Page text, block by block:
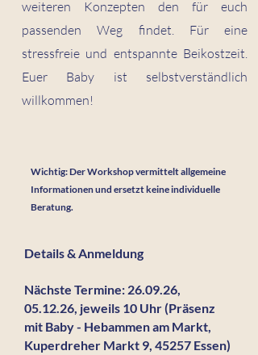
weiteren Konzepten den für euch
passenden Weg findet. Für eine
stressfreie und entspannte Beikostzeit.
Euer Baby ist selbstverständlich
willkommen!
Wichtig: Der Workshop vermittelt allgemeine
Informationen und ersetzt keine individuelle
Beratung.
Details & Anmeldung
Nächste Termine: 26.09.26,
05.12.26, jeweils 10 Uhr (Präsenz
mit Baby - Hebammen am Markt,
Kuperdreher Markt 9, 45257 Essen)